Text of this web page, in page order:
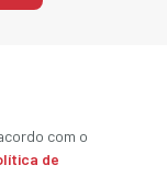
com o
de